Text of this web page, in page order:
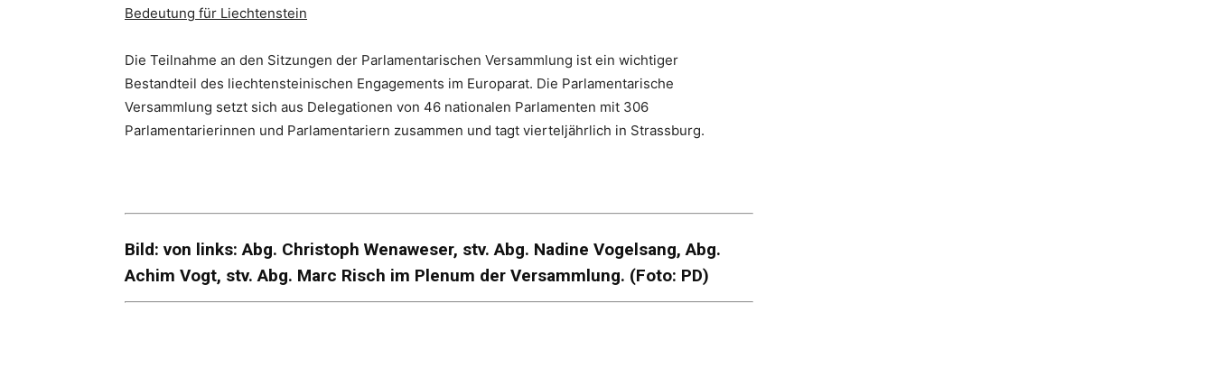
Bedeutung für Liechtenstein
Die Teilnahme an den Sitzungen der Parlamentarischen Versammlung ist ein wichtiger
Bestandteil des liechtensteinischen Engagements im Europarat. Die Parlamentarische
Versammlung setzt sich aus Delegationen von 46 nationalen Parlamenten mit 306
Parlamentarierinnen und Parlamentariern zusammen und tagt vierteljährlich in Strassburg.
Bild: von links: Abg. Christoph Wenaweser, stv. Abg. Nadine Vogelsang, Abg.
Achim Vogt, stv. Abg. Marc Risch im Plenum der Versammlung. (Foto: PD)